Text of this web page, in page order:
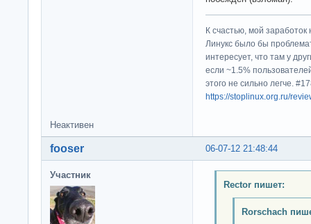
К счастью, мой
Линукс было бы
интересует, что там у
если ~1.5%
этого не сильно легче.
https://stoplinux.org.ru/
Неактивен
06-07-12 21:48:44
fooser
Участник
Rector пишет:
Rorschach